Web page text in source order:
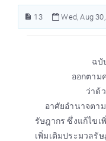
13 Wed, Aug
ฉบั
ออกตาม
ว่าด้
อาศัยอำนาจตา
รัษฎากร ซึ่งแก้ไข
เพิ่มเติมประมวลรั